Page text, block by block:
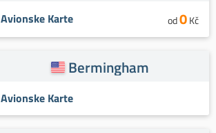
Avionske Karte od0Kč
Bermingham
Avionske Karte